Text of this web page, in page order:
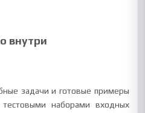
внутри
задачи и готовые примеры
наборами входных